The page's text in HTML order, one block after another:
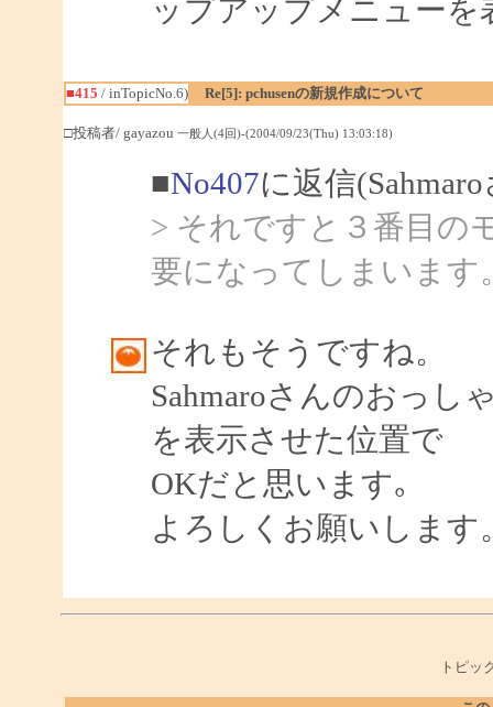
ップアップメニューを
■415 / inTopicNo.6) Re[5]: pchusenの新規作成について
□投稿者/ gayazou 一般人(4回)-(2004/09/23(Thu) 13:03:18)
■No407に返信
> それですと３番目の
要になってしまいます
それもそうですね。
Sahmaroさんのおっし
を表示させた位置で
OKだと思います｡
よろしくお願いします
トピッ